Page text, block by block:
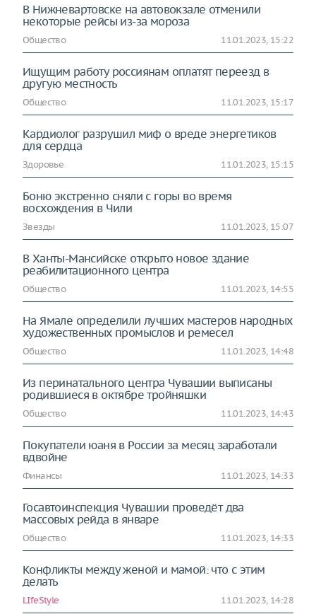
В Нижневартовске на автовокзале отменили
некоторые рейсы из-за мороза
Общество 11.01.2023, 15:22
Ищущим работу россиянам оплатят переезд в
другую местность
Общество 11.01.2023, 15:17
Кардиолог разрушил миф о вреде энергетиков
для сердца
Здоровье 11.01.2023, 15:15
Боню экстренно сняли с горы во время
восхождения в Чили
Звезды 11.01.2023, 15:07
В Ханты-Мансийске открыто новое здание
реабилитационного центра
Общество 11.01.2023, 14:55
На Ямале определили лучших мастеров народных
художественных промыслов и ремесел
Общество 11.01.2023, 14:48
Из перинатального центра Чувашии выписаны
родившиеся в октябре тройняшки
Общество 11.01.2023, 14:43
Покупатели юаня в России за месяц заработали
вдвойне
Финансы 11.01.2023, 14:33
Госавтоинспекция Чувашии проведёт два
массовых рейда в январе
Общество 11.01.2023, 14:33
Конфликты между женой и мамой: что с этим
делать
LIfeStyle 11.01.2023, 14:28